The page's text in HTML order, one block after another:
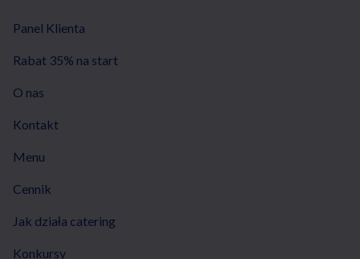
Panel Klienta
Rabat 35% na start
O nas
Kontakt
Menu
Cennik
Jak działa catering
Konkursy